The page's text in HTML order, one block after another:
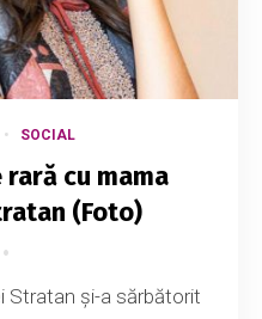
SOCIAL
cu mama
(Foto)
Stratan și-a sărbătorit